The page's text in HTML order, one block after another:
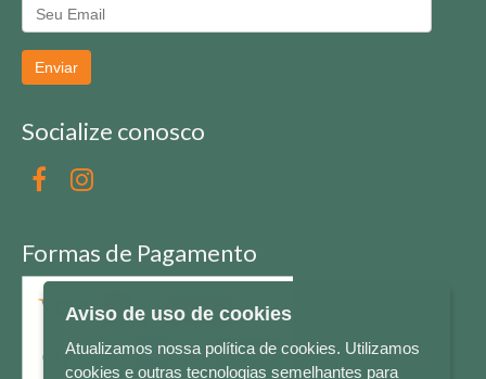
Enviar
Socialize conosco
Formas de Pagamento
Aviso de uso de cookies
Atualizamos nossa política de cookies. Utilizamos
cookies e outras tecnologias semelhantes para